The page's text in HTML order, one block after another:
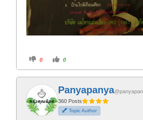
C
i
k
f
o
r
t
h
u
m
0
C
i
k
o
r
t
h
u
m
0
Panyapanya
360 Posts
Topic Author